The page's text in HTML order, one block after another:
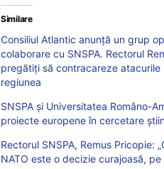
Similare
Consiliul Atlantic anunță un grup
colaborare cu SNSPA. Rectorul
pregătiți să contracareze
regiunea
SNSPA și Universitatea Româno-
proiecte europene în cercetare
Rectorul SNSPA, Remus Pricopie:
NATO este o decizie curajoasă,